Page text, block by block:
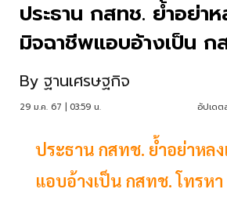
ประธาน กสทช. ย้ำอย่า
มิจฉาชีพแอบอ้างเป็น ก
By ฐานเศรษฐกิจ
29 ม.ค. 67 | 03:59 น. อัปเดต
ประธาน กสทช. ย้ำอย่าหล
แอบอ้างเป็น กสทช. โทรห